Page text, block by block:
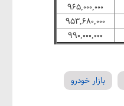
۹۶۵,۰۰۰,۰۰۰
۹۵۳,۶۸۰,۰۰۰
۹۹۰,۰۰۰,۰۰۰
بازار خودرو